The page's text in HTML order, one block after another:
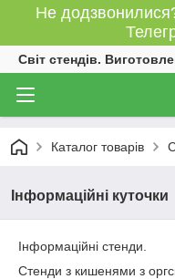
Не
Світ стендів.
Каталог товарів
Інформаційні куточки
Інформаційні стенди.
Стенди з кишенями з